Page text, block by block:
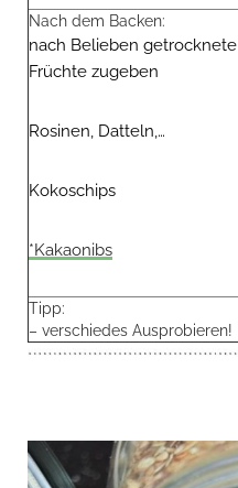
Nach dem Backen:
nach Belieben getrocknete
Früchte zugeben
Rosinen, Datteln,…
Kokoschips
*Kakaonibs
Tipp:
– verschiedes Ausprobieren!